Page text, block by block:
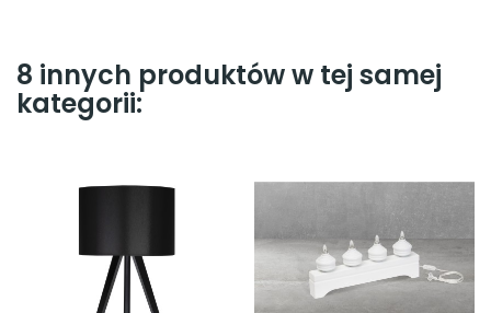
8 innych produktów w tej samej
kategorii: